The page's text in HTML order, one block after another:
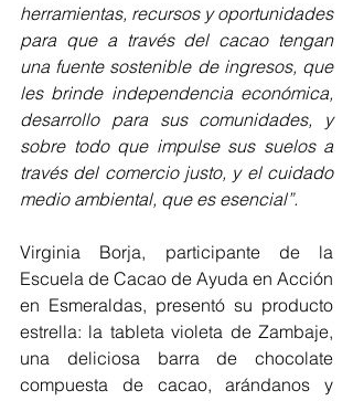
herramientas, recursos y oportunidades
para que a través del cacao tengan
una fuente sostenible de ingresos, que
les brinde independencia económica,
desarrollo para sus comunidades, y
sobre todo que impulse sus suelos a
través del comercio justo, y el cuidado
medio ambiental, que es esencial”.
Virginia Borja, participante de la
Escuela de Cacao de Ayuda en Acción
en Esmeraldas, presentó su producto
estrella: la tableta violeta de Zambaje,
una deliciosa barra de chocolate
compuesta de cacao, arándanos y